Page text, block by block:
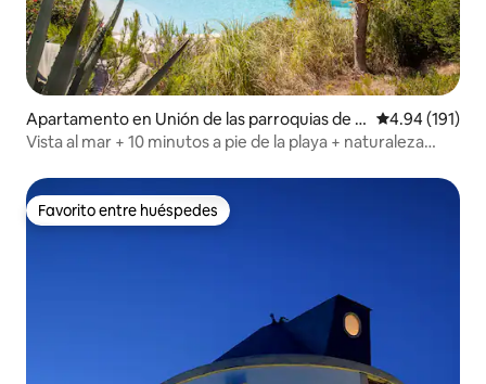
Apartamento en Unión de las parroquias de C
ascais y Estoril
Calificación
4.94 (191)
Vista al mar + 10 minutos a pie de la playa + naturaleza
Favorito entre huéspedes
Favorito entre huéspedes